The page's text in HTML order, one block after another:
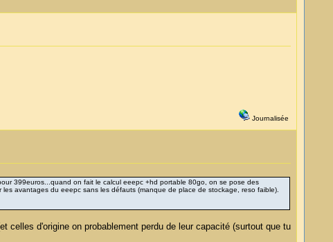
Journalisée
399euros...quand on fait le calcul eeepc +hd portable 80go, on se pose des
avantages du eeepc sans les défauts (manque de place de stockage, reso faible).
celles d'origine on probablement perdu de leur capacité (surtout que tu